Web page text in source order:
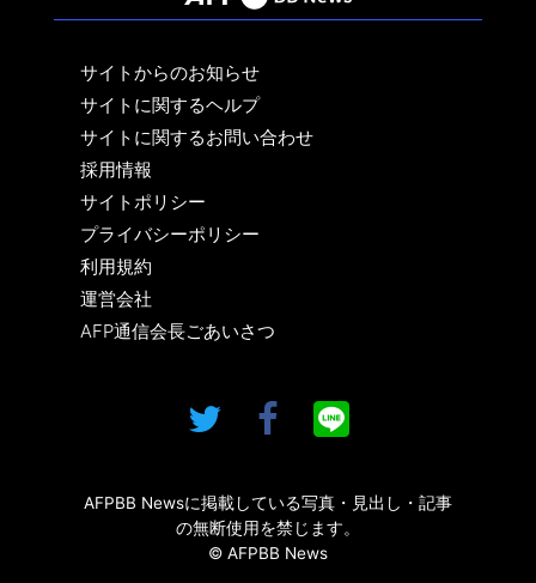
サイトからのお知らせ
サイトに関するヘルプ
サイトに関するお問い合わせ
採用情報
サイトポリシー
プライバシーポリシー
利用規約
運営会社
AFP通信会長ごあいさつ
AFPBB Newsに掲載している写真・見出し・記事
の無断使用を禁じます。
© AFPBB News